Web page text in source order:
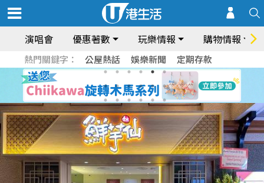
演唱會 優惠著數 玩樂情報 購物情報
熱門關鍵字： 公屋熱話 娛樂新聞 定期存款